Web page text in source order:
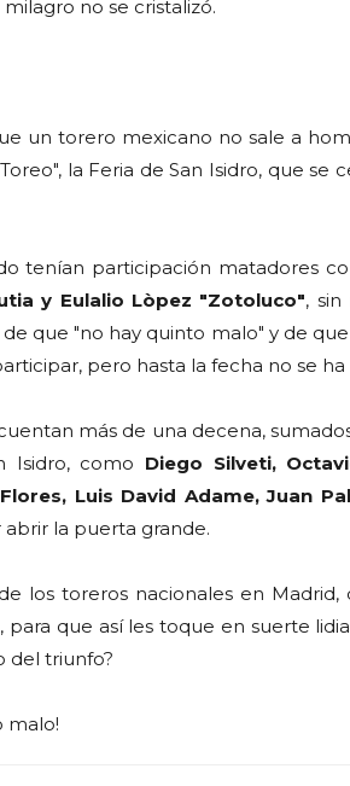
no se cristalizó.
un torero mexicano no sale a
la Feria de San Isidro, que se
tenían participación matadores
y Eulalio Lòpez "Zotoluco", sin
que "no hay quinto malo" y de
pero hasta la fecha no se ha
más de una decena,
Isidro, como Diego Silveti,
Luis David Adame, Juan
abrir la puerta grande.
los toreros nacionales en
que así les toque en suerte
del triunfo?
malo!